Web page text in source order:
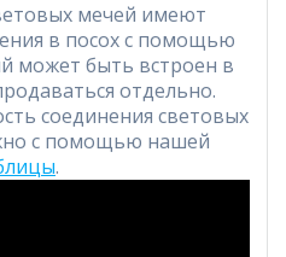
мечей имеют
в посох с помощью
может быть встроен в
отдельно.
соединения световых
с помощью нашей
.